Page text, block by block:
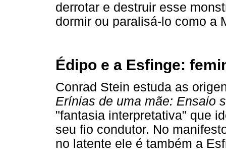
derrotar e destruir esse
dormir ou paralisá-lo como a
Édipo e a Esfinge:
Conrad Stein estuda as
Erínias de uma mãe: Ensaio
"fantasia interpretativa" que
seu fio condutor. No
no latente ele é também a